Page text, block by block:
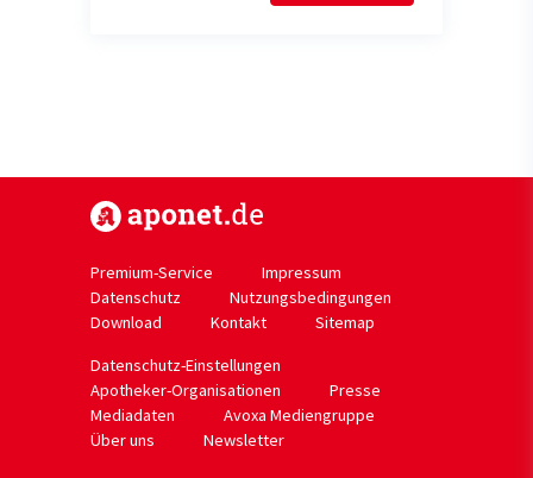
Premium-Service
Impressum
Datenschutz
Nutzungsbedingungen
Download
Kontakt
Sitemap
Datenschutz-Einstellungen
Apotheker-Organisationen
Presse
Mediadaten
Avoxa Mediengruppe
Über uns
Newsletter